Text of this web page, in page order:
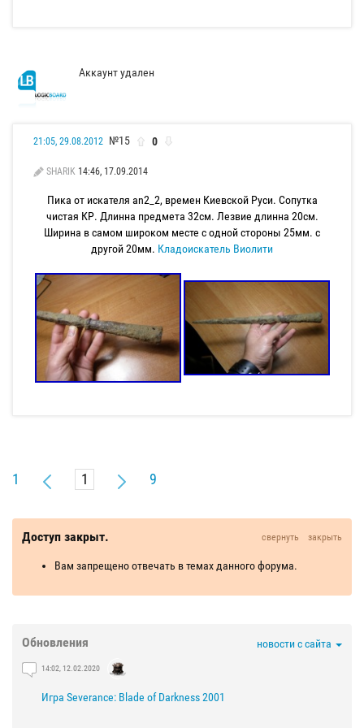
Аккаунт удален
21:05, 29.08.2012 №15 0
SHARIK 14:46, 17.09.2014
Пика от искателя an2_2, времен Киевской Руси. Сопутка
чистая КР. Длинна предмета 32см. Лезвие длинна 20см.
Ширина в самом широком месте с одной стороны 25мм. с
другой 20мм. Кладоискатель Виолити
1 9
Доступ закрыт. свернуть закрыть
Вам запрещено отвечать в темах данного форума.
Обновления новости с сайта
14:02, 12.02.2020
Игра Severance: Blade of Darkness 2001